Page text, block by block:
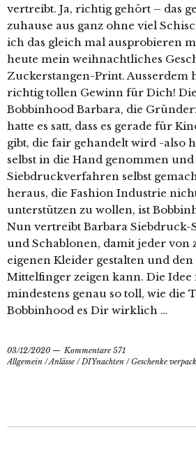
vertreibt. Ja, richtig gehört – das
zuhause aus ganz ohne viel
ich das gleich mal ausprobieren
heute mein weihnachtliches
Zuckerstangen-Print. Ausserdem
richtig tollen Gewinn für Dich!
Bobbinhood Barbara, die
hatte es satt, dass es gerade für
gibt, die fair gehandelt wird -also
selbst in die Hand genommen
Siebdruckverfahren selbst
heraus, die Fashion Industrie
unterstützen zu wollen, ist
Nun vertreibt Barbara Siebdruck-
und Schablonen, damit jeder von
eigenen Kleider gestalten und
Mittelfinger zeigen kann. Die Idee
mindestens genau so toll, wie die
Bobbinhood es Dir wirklich …
03/12/2020
Kommentare 571
Allgemein /Anlässe /DIYnachten /Geschenke